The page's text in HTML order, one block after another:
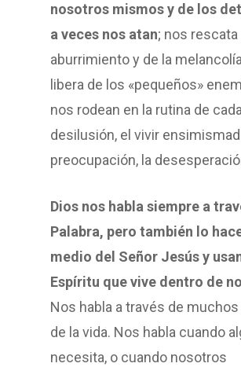
nosotros mismos y de los
a veces nos atan; nos rescata
aburrimiento y de la
libera de los «pequeños»
nos rodean en la rutina de
desilusión, el vivir
preocupación, la
Dios nos habla siempre a
Palabra, pero también lo
medio del Señor Jesús y
Espíritu que vive dentro de
Nos habla a través de
de la vida. Nos habla cuando
necesita, o cuando nosotros